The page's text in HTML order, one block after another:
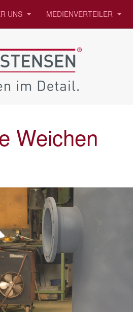
UNS MEDIENVERTEILER
Weichen